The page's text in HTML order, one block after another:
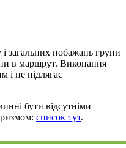
загальних побажань групи
в маршрут. Виконання
і не підлягає
бути відсутніми
список тут.